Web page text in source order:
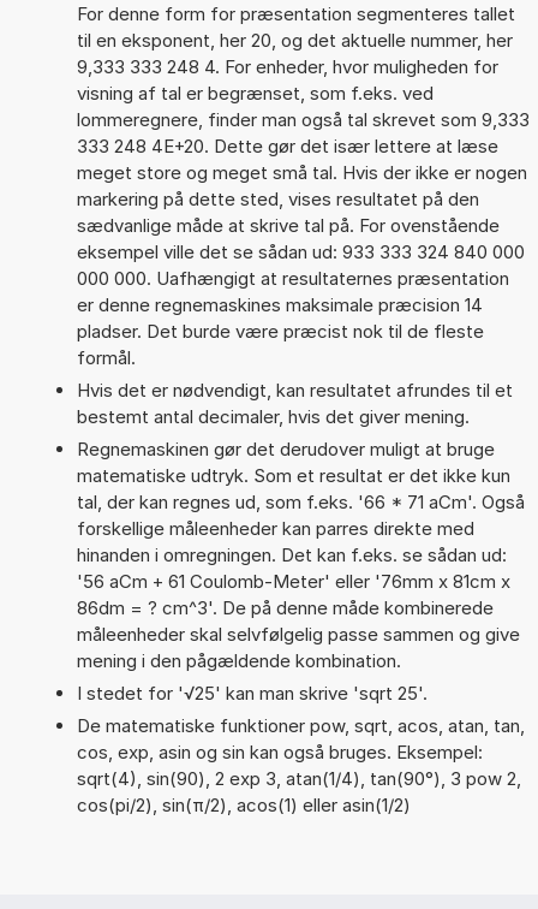
For denne form for præsentation segmenteres tallet
til en eksponent, her 20, og det aktuelle nummer, her
9,333 333 248 4. For enheder, hvor muligheden for
visning af tal er begrænset, som f.eks. ved
lommeregnere, finder man også tal skrevet som 9,333
333 248 4E+20. Dette gør det især lettere at læse
meget store og meget små tal. Hvis der ikke er nogen
markering på dette sted, vises resultatet på den
sædvanlige måde at skrive tal på. For ovenstående
eksempel ville det se sådan ud: 933 333 324 840 000
000 000. Uafhængigt at resultaternes præsentation
er denne regnemaskines maksimale præcision 14
pladser. Det burde være præcist nok til de fleste
formål.
Hvis det er nødvendigt, kan resultatet afrundes til et
bestemt antal decimaler, hvis det giver mening.
Regnemaskinen gør det derudover muligt at bruge
matematiske udtryk. Som et resultat er det ikke kun
tal, der kan regnes ud, som f.eks. '66 * 71 aCm'. Også
forskellige måleenheder kan parres direkte med
hinanden i omregningen. Det kan f.eks. se sådan ud:
'56 aCm + 61 Coulomb-Meter' eller '76mm x 81cm x
86dm = ? cm^3'. De på denne måde kombinerede
måleenheder skal selvfølgelig passe sammen og give
mening i den pågældende kombination.
I stedet for '√25' kan man skrive 'sqrt 25'.
De matematiske funktioner pow, sqrt, acos, atan, tan,
cos, exp, asin og sin kan også bruges. Eksempel:
sqrt(4), sin(90), 2 exp 3, atan(1/4), tan(90°), 3 pow 2,
cos(pi/2), sin(π/2), acos(1) eller asin(1/2)